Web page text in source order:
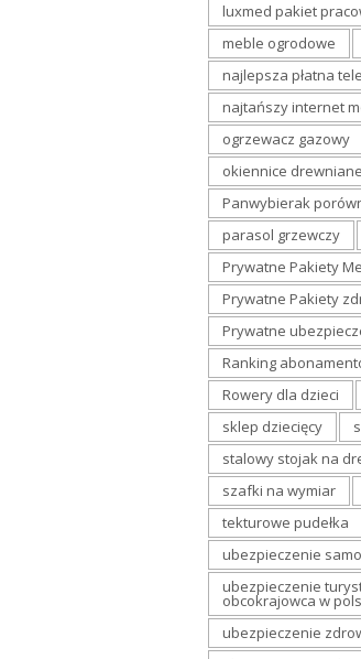
luxmed pakiet
meble ogrodowe
najlepsza płatna
najtańszy internet
ogrzewacz gazowy
okiennice
Panwybierak
parasol grzewczy
Prywatne Pakiety
Prywatne Pakiety
Prywatne
Ranking
Rowery dla dzieci
sklep dziecięcy
stalowy stojak na
szafki na wymiar
tekturowe pudełka
ubezpieczenie
ubezpieczenie
obcokrajowca w
ubezpieczenie